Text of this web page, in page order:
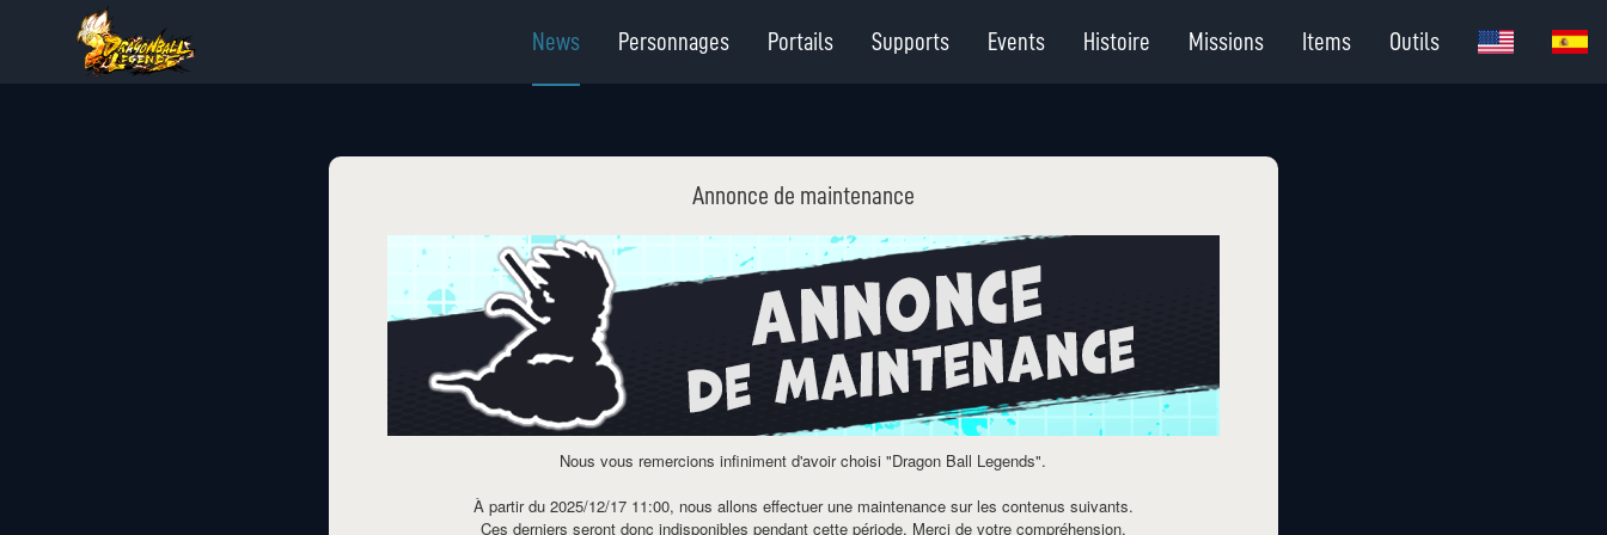
News Personnages Portails Supports Events Histoire Missions Items Outils
Annonce de maintenance
Nous vous remercions infiniment d'avoir choisi "Dragon Ball Legends".
À partir du 2025/12/17 11:00, nous allons effectuer une maintenance sur les contenus suivants.
Ces derniers seront donc indisponibles pendant cette période. Merci de votre compréhension.